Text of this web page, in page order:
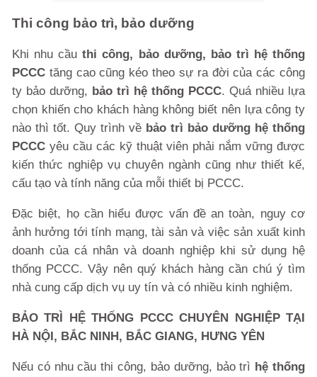
Thi công bảo trì, bảo dưỡng
Khi nhu cầu thi công, bảo dưỡng, bảo trì hệ thống
PCCC tăng cao cũng kéo theo sự ra đời của các công
ty bảo dưỡng, bảo trì hệ thống PCCC. Quá nhiều lựa
chọn khiến cho khách hàng không biết nên lựa công ty
nào thì tốt. Quy trình về bảo trì bảo dưỡng hệ thống
PCCC yêu cầu các kỹ thuật viên phải nắm vững được
kiến thức nghiệp vụ chuyên ngành cũng như thiết kế,
cấu tạo và tính năng của mỗi thiết bị PCCC.
Đặc biệt, họ cần hiểu được vấn đề an toàn, nguy cơ
ảnh hưởng tới tính mạng, tài sản và việc sản xuất kinh
doanh của cá nhân và doanh nghiệp khi sử dụng hệ
thống PCCC. Vậy nên quý khách hàng cần chú ý tìm
nhà cung cấp dịch vụ uy tín và có nhiều kinh nghiệm.
BẢO TRÌ HỆ THỐNG PCCC CHUYÊN NGHIỆP TẠI
HÀ NỘI, BẮC NINH, BẮC GIANG, HƯNG YÊN
Nếu có nhu cầu thi công, bảo dưỡng, bảo trì hệ thống